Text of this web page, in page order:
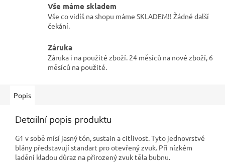
Vše máme skladem
Vše co vidíš na shopu máme SKLADEM!! Žádné další
čekání.
Záruka
Záruka i na použité zboží. 24 měsíců na nové zboží, 6
měsíců na použité.
Popis
Detailní popis produktu
G1 v sobě mísí jasný tón, sustain a citlivost. Tyto jednovrstvé
blány představují standart pro otevřený zvuk. Při nízkém
ladění kladou důraz na přirozený zvuk těla bubnu.